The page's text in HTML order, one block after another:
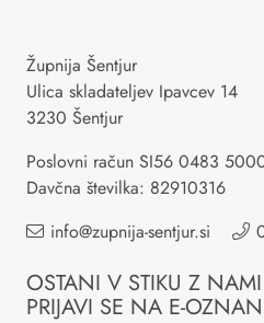
Župnija Šentjur
Ulica skladateljev Ipavcev 14
3230 Šentjur
Poslovni račun SI56 0483
Davčna številka: 82910316
info@zupnija-sentjur.si
OSTANI V STIKU Z
PRIJAVI SE NA E-